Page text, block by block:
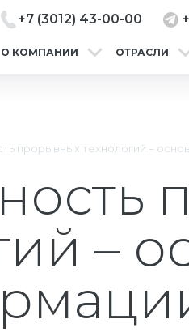
+7 (3012) 43-00-00
О КОМПАНИИ ОТРАСЛИ
прорывных технологий –
–